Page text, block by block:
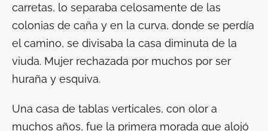
carretas, lo separaba celosamente de las
colonias de caña y en la curva, donde se perdía
el camino, se divisaba la casa diminuta de la
viuda. Mujer rechazada por muchos por ser
huraña y esquiva.
Una casa de tablas verticales, con olor a
muchos años, fue la primera morada que alojó